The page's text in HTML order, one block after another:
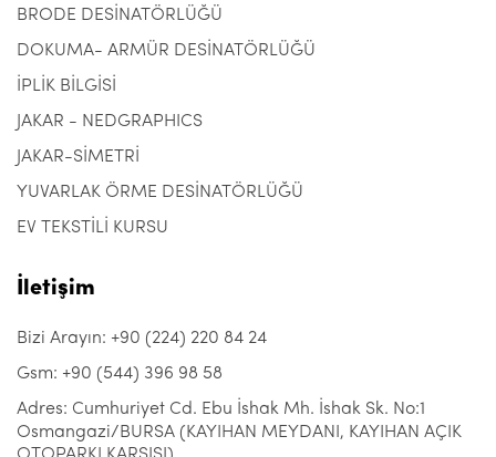
BRODE DESİNATÖRLÜĞÜ
DOKUMA- ARMÜR DESİNATÖRLÜĞÜ
İPLİK BİLGİSİ
JAKAR - NEDGRAPHICS
JAKAR-SİMETRİ
YUVARLAK ÖRME DESİNATÖRLÜĞÜ
EV TEKSTİLİ KURSU
İletişim
Bizi Arayın: +90 (224) 220 84 24
Gsm: +90 (544) 396 98 58
Adres: Cumhuriyet Cd. Ebu İshak Mh. İshak Sk. No:1
Osmangazi/BURSA (KAYIHAN MEYDANI, KAYIHAN AÇIK